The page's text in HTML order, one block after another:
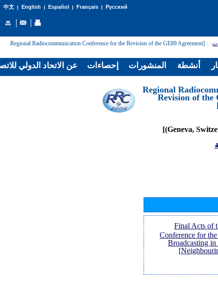
中文| English | Español | Français| Русский
:
: [Regional Radiocommunication Conference for the Revision of the GE89 Agreement
[Regional
Revision of the
[Final Acts of
Conference for
Broadcasting
عن الاتحاد الدولي إحصاءات المنشورات أنشطة